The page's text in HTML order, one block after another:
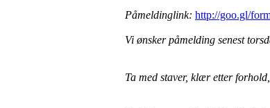
Påmeldinglink: http://goo.gl/
Vi ønsker påmelding senest
Ta med staver, klær etter